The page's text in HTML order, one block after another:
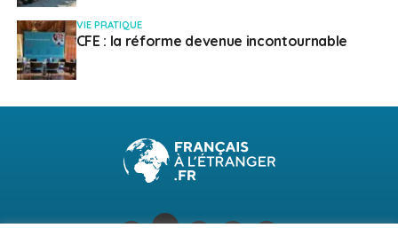
VIE PRATIQUE
CFE : la réforme devenue incontournable